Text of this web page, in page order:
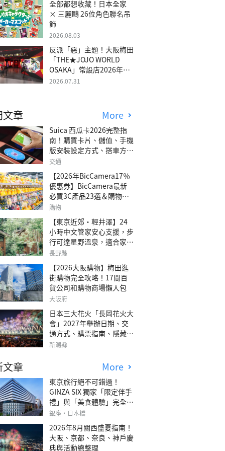
全部都想收藏！日本全家
× 三麗鷗 26位角色聯名吊
飾
2026.08.03
反派「惡」主題！大阪梅田
「THE★JOJO WORLD
OSAKA」常設店2026年冬
季開幕
2026.07.31
章 More
Suica 西瓜卡2026完整指
南！購買卡片、儲值、手機
版安裝設定方式、搭車方
法、常見問題解答！
交通
【2026年BicCamera17％
優惠券】BicCamera最新
必買3C產品23選＆購物攻
略
購物
【東京近郊・輕井澤】24
小時中文管家安心支援，步
行可達星野溫泉，適合家庭
旅行、三代同遊與紀念日的
澤森四季VILLA」
長野縣
【2026大阪購物】梅田逛
街購物完全攻略！17間百
貨公司和購物商場懶人包
大阪府
日本三大花火「長岡花火大
會」2027年舉辦日期、交
通方式、購票指南、隱藏欣
賞地點
新潟縣
章 More
東京旅行絕不可錯過！
GINZA SIX 獨家「限定伴手
禮」與「美食體驗」完全指
南
銀座・日本橋
2026年8月關西盛夏指南！
大阪、京都、奈良、神戶慶
典與活動總整理